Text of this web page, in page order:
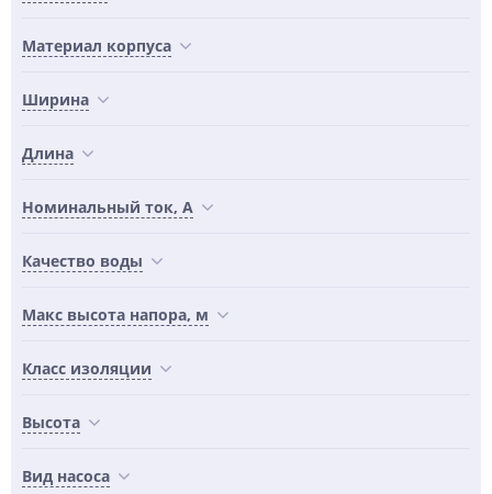
Материал корпуса
Ширина
Длина
Номинальный ток, A
Качество воды
Maкс высота напора, м
Класс изоляции
Высота
Вид насоса